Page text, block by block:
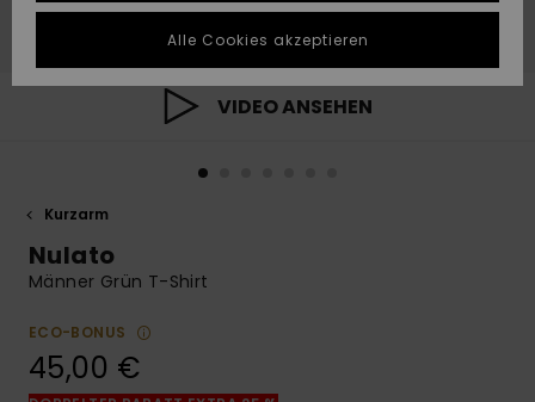
um die
schnellste
Antwort auf Ihre
erhalten.
QUIKSILVER APP
WUNSCHLISTE
VIDEO ANSEHEN
Kurzarm
Nulato
Männer Grün T-Shirt
ECO-BONUS
45,00 €
Alle Cookies akzeptieren